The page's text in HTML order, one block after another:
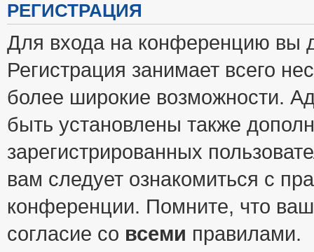
РЕГИСТРАЦИЯ
Для входа на конференцию вы
Регистрация занимает всего
более широкие возможности.
быть установлены также
зарегистрированных
вам следует ознакомиться с
конференции. Помните, что
согласие со всеми правилами.